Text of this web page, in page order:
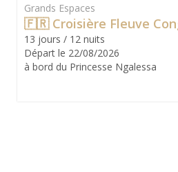
Grands Espaces
🇫🇷 Croisière Fleuve
13 jours / 12 nuits
Départ le 22/08/2026
à bord du Princesse Ngalessa